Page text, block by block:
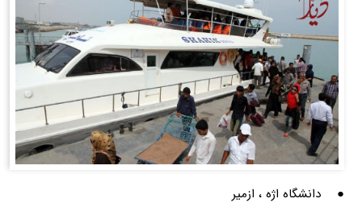
● دانشگاه اژه ، ازمیر